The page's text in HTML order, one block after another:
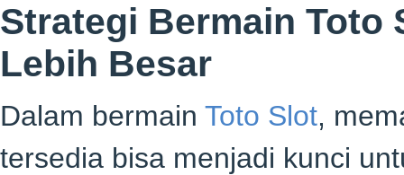
Strategi Bermain Toto
Lebih Besar
Dalam bermain Toto Slot,
tersedia bisa menjadi kunci